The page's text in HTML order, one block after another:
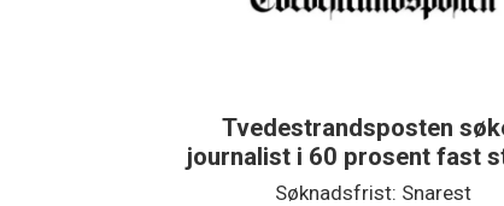
Tvedestrandsposten
journalist i 60 prosent fast
Søknadsfrist: Snarest